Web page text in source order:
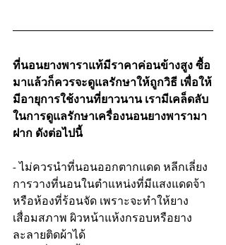
ที่นอนยางพาราแท้มีราคาค่อนข้างสูง ซื้อ
มาแล้วก็ควรจะดูแลรักษาให้ถูกวิธี เพื่อให้
มีอายุการใช้งานที่ยาวนาน เรามีเคล็ดลับ
ในการดูแลรักษาเครื่องนอนยางพารามา
ฝาก ดังต่อไปนี้
- ไม่ควรนำที่นอนออกตากแดด หลีกเลี่ยง
การวางที่นอนในตำแหน่งที่มีแสงแดดจ้า
หรือห้องที่ร้อนจัด เพราะจะทำให้ยาง
เสื่อมสภาพ ผิวหน้าแห้งกรอบหรือยาง
ละลายติดผ้าได้